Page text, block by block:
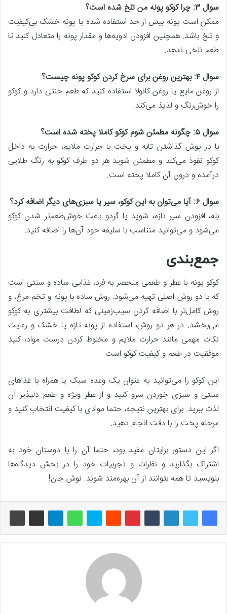
سوال ۳: چرا کوکو پونه من تلخ شده است؟
ممکن است پونه بیش از حد استفاده شده یا پونه خشک بی‌کیفیت
و تلخ باشد. همچنین افزودن ادویه‌ها و مقدار پونه را متعادل کنید تا
طعم تلخی ندهد.
سوال ۴: بهترین روغن برای سرخ کردن کوکو پونه چیست؟
از روغن مایع یا روغن کانولا استفاده کنید که طعم خنثی دارد و کوکو
را خوش‌رنگ و لذیذ می‌کند.
سوال ۵: چگونه مطمئن شوم کوکو کاملا پخته شده است؟
با در پوش گذاشتن تابه و پخت با حرارت ملایم، حرارت به داخل
کوکو نفوذ می‌کند و مطمئن شوید هر دو طرف کوکو به رنگ طلایی
درآمده و درون آن کاملا پخته است.
سوال ۶: آیا می‌توان به این کوکو، سیر یا سبزی‌های دیگر اضافه کرد؟
بله، افزودن سیر تازه، شوید یا گردو باعث خوش‌طعم‌تر شدن کوکو
می‌شود و می‌توانید متناسب با سلیقه خود آن‌ها را اضافه کنید.
جمع‌بندی
کوکو پونه با عطر و طعمی منحصر به فرد، غذایی ساده و سنتی است
که با دو روش اصلی تهیه می‌شود: روش ساده با پونه و تخم مرغ، و
روش کامل‌تر با اضافه کردن سیب‌زمینی که لطافت بیشتری به کوکو
می‌بخشد. در هر دو روش، استفاده از پونه تازه یا خشک و رعایت
نکات مهمی مانند حرارت ملایم و مخلوط کردن درست مواد، کلید
موفقیت در طعم و کیفیت کوکو است.
این کوکو را می‌توانید به عنوان یک وعده سبک یا همراه با غذاهای
سنتی و سبزی خوردن سرو کنید و از عطر ویژه و طعم دلپذیر آن
لذت ببرید. برای بهترین نتیجه، حتما موادی با کیفیت انتخاب کنید و
مرحله پخت را با دقت انجام دهید.
اگر این دستور برایتان مفید بود، حتما آن را با دوستان خود به
اشتراک بگذارید و نظرات و تجربیات خود را در بخش دیدگاه‌ها
بنویسید تا همه بتوانند از آن بهره‌مند شوند. نوش جان!